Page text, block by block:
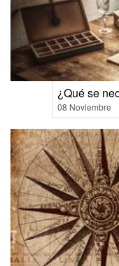
¿Qué se
08 Noviembre